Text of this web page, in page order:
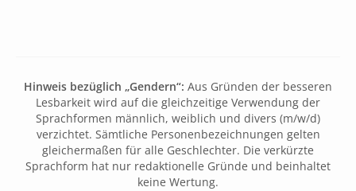
Hinweis bezüglich „Gendern“: Aus Gründen der besseren
Lesbarkeit wird auf die gleichzeitige Verwendung der
Sprachformen männlich, weiblich und divers (m/w/d)
verzichtet. Sämtliche Personenbezeichnungen gelten
gleichermaßen für alle Geschlechter. Die verkürzte
Sprachform hat nur redaktionelle Gründe und beinhaltet
keine Wertung.